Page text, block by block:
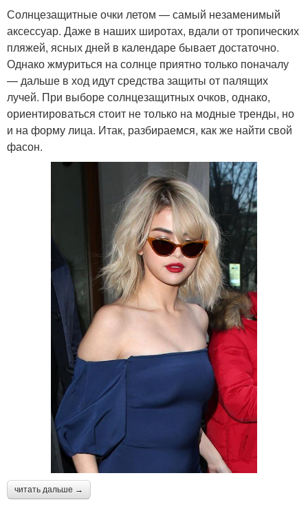
Солнцезащитные очки летом — самый незаменимый
аксессуар. Даже в наших широтах, вдали от тропических
пляжей, ясных дней в календаре бывает достаточно.
Однако жмуриться на солнце приятно только поначалу
— дальше в ход идут средства защиты от палящих
лучей. При выборе солнцезащитных очков, однако,
ориентироваться стоит не только на модные тренды, но
и на форму лица. Итак, разбираемся, как же найти свой
фасон.
читать дальше →